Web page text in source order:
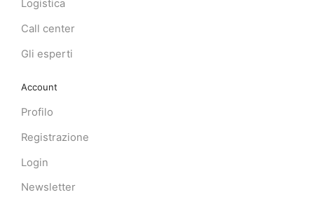
Logistica
Call center
Gli esperti
Account
Profilo
Registrazione
Login
Newsletter